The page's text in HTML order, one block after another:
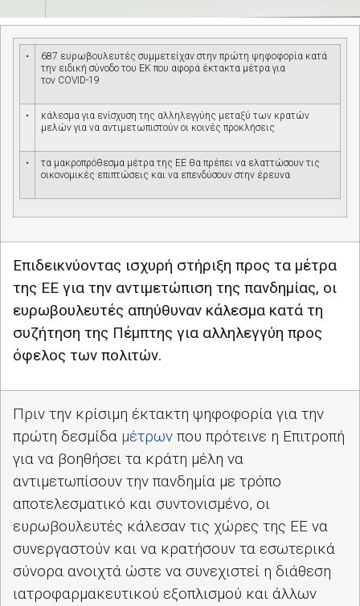
•
687 ευρωβουλευτές συμμετείχαν στην πρώτη ψηφοφορία κατά
την ειδική σύνοδο του ΕΚ που αφορά έκτακτα μέτρα για
τον COVID-19
•
κάλεσμα για ενίσχυση της αλληλεγγύης μεταξύ των κρατών
μελών για να αντιμετωπιστούν οι κοινές προκλήσεις
•
τα μακροπρόθεσμα μέτρα της ΕΕ θα πρέπει να ελαττώσουν τις
οικονομικές επιπτώσεις και να επενδύσουν στην έρευνα
Επιδεικνύοντας ισχυρή στήριξη προς τα μέτρα
της ΕΕ για την αντιμετώπιση της πανδημίας, οι
ευρωβουλευτές απηύθυναν κάλεσμα κατά τη
συζήτηση της Πέμπτης για αλληλεγγύη προς
όφελος των πολιτών.
Πριν την κρίσιμη έκτακτη ψηφοφορία για την
πρώτη δεσμίδα μέτρων που πρότεινε η Επιτροπή
για να βοηθήσει τα κράτη μέλη να
αντιμετωπίσουν την πανδημία με τρόπο
αποτελεσματικό και συντονισμένο, οι
ευρωβουλευτές κάλεσαν τις χώρες της ΕΕ να
συνεργαστούν και να κρατήσουν τα εσωτερικά
σύνορα ανοιχτά ώστε να συνεχιστεί η διάθεση
ιατροφαρμακευτικού εξοπλισμού και άλλων